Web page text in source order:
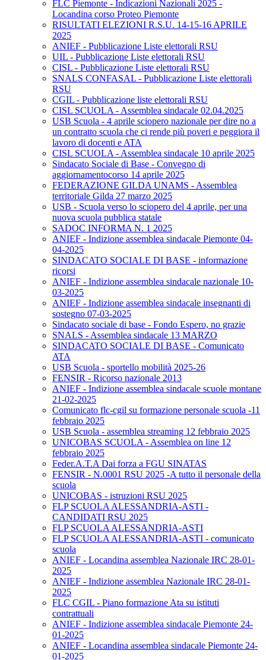
FLC Piemonte - Indicazioni Nazionali 2025 -
Locandina corso Proteo Piemonte
RISULTATI ELEZIONI R.S.U. 14-15-16 APRILE
2025
ANIEF - Pubblicazione Liste elettorali RSU
UIL - Pubblicazione Liste elettorali RSU
CISL - Pubblicazione Liste elettorali RSU
SNALS CONFASAL - Pubblicazione Liste elettorali
RSU
CGIL - Pubblicazione liste elettorali RSU
CISL SCUOLA - Assemblea sindacale 02.04.2025
USB Scuola - 4 aprile sciopero nazionale per dire no a
un contratto scuola che ci rende più poveri e peggiora il
lavoro di docenti e ATA
CISL SCUOLA - Assemblea sindacale 10 aprile 2025
Sindacato Sociale di Base - Convegno di
aggiornamentocorso 14 aprile 2025
FEDERAZIONE GILDA UNAMS - Assemblea
territoriale Gilda 27 marzo 2025
USB - Scuola verso lo sciopero del 4 aprile, per una
nuova scuola pubblica statale
SADOC INFORMA N. 1 2025
ANIEF - Indizione assemblea sindacale Piemonte 04-
04-2025
SINDACATO SOCIALE DI BASE - informazione
ricorsi
ANIEF - Indizione assemblea sindacale nazionale 10-
03-2025
ANIEF - Indizione assemblea sindacale insegnanti di
sostegno 07-03-2025
Sindacato sociale di base - Fondo Espero, no grazie
SNALS - Assemblea sindacale 13 MARZO
SINDACATO SOCIALE DI BASE - Comunicato
ATA
USB Scuola - sportello mobilità 2025-26
FENSIR - Ricorso nazionale 2013
ANIEF - Indizione assemblea sindacale scuole montane
21-02-2025
Comunicato flc-cgil su formazione personale scuola -11
febbraio 2025
USB Scuola - assemblea streaming 12 febbraio 2025
UNICOBAS SCUOLA - Assemblea on line 12
febbraio 2025
Feder.A.T.A Dai forza a FGU SINATAS
FENSIR - N.0001 RSU 2025 -A tutto il personale della
scuola
UNICOBAS - istruzioni RSU 2025
FLP SCUOLA ALESSANDRIA-ASTI -
CANDIDATI RSU 2025
FLP SCUOLA ALESSANDRIA-ASTI
FLP SCUOLA ALESSANDRIA-ASTI - comunicato
scuola
ANIEF - Locandina assemblea Nazionale IRC 28-01-
2025
ANIEF - Indizione assemblea Nazionale IRC 28-01-
2025
FLC CGIL - Piano formazione Ata su istituti
contrattuali
ANIEF - Indizione assemblea sindacale Piemonte 24-
01-2025
ANIEF - Locandina assemblea sindacale Piemonte 24-
01-2025